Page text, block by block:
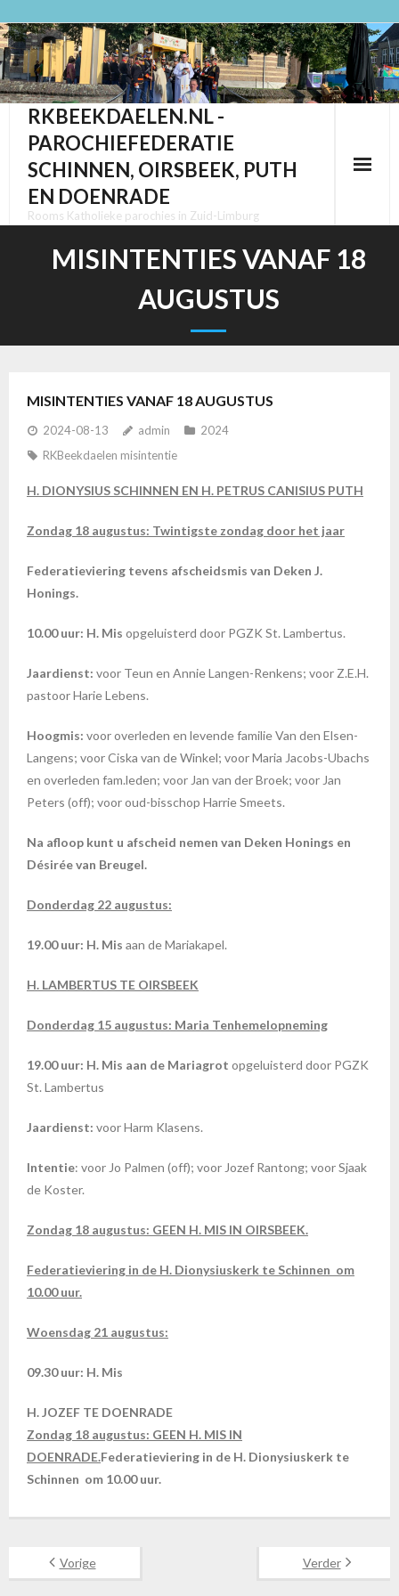
Ga
naar
de
inhoud
RKBEEKDAELEN.NL -
PAROCHIEFEDERATIE
SCHINNEN, OIRSBEEK, PUTH
EN DOENRADE
Rooms Katholieke parochies in Zuid-Limburg
MISINTENTIES VANAF 18
AUGUSTUS
MISINTENTIES VANAF 18 AUGUSTUS
2024-08-13 admin
2024
RKBeekdaelen misintentie
H. DIONYSIUS SCHINNEN EN H. PETRUS CANISIUS PUTH
Zondag 18 augustus: Twintigste zondag door het jaar
Federatieviering tevens afscheidsmis van Deken J.
Honings.
10.00 uur: H. Mis opgeluisterd door PGZK St. Lambertus.
Jaardienst: voor Teun en Annie Langen-Renkens; voor Z.E.H.
pastoor Harie Lebens.
Hoogmis: voor overleden en levende familie Van den Elsen-
Langens; voor Ciska van de Winkel; voor Maria Jacobs-Ubachs
en overleden fam.leden; voor Jan van der Broek; voor Jan
Peters (off); voor oud-bisschop Harrie Smeets.
Na afloop kunt u afscheid nemen van Deken Honings en
Désirée van Breugel.
Donderdag 22 augustus:
19.00 uur: H. Mis aan de Mariakapel.
H. LAMBERTUS TE OIRSBEEK
Donderdag 15 augustus: Maria Tenhemelopneming
19.00 uur: H. Mis aan de Mariagrot opgeluisterd door PGZK
St. Lambertus
Jaardienst: voor Harm Klasens.
Intentie: voor Jo Palmen (off); voor Jozef Rantong; voor Sjaak
de Koster.
Zondag 18 augustus: GEEN H. MIS IN OIRSBEEK.
Federatieviering in de H. Dionysiuskerk te Schinnen om
10.00 uur.
Woensdag 21 augustus:
09.30 uur: H. Mis
H. JOZEF TE DOENRADE
Zondag 18 augustus: GEEN H. MIS IN
DOENRADE.Federatieviering in de H. Dionysiuskerk te
Schinnen om 10.00 uur.
Vorige Verder